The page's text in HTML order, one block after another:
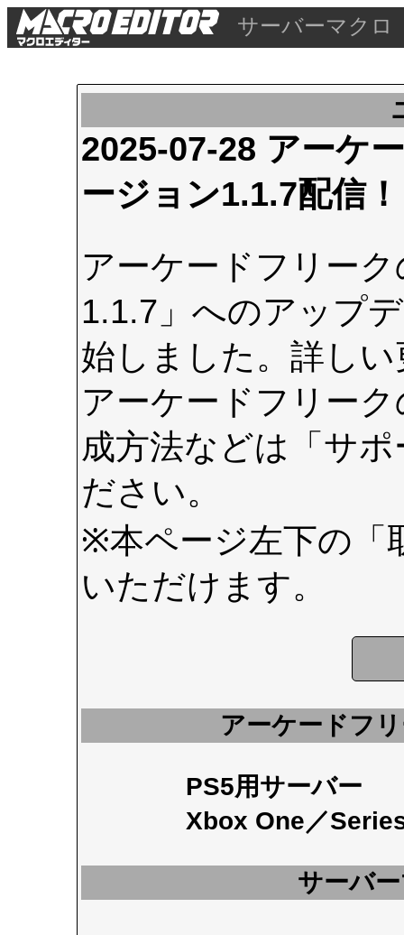
サーバーマクロ
2025-07-28 アーケ
ージョン1.1.7配信！
アーケードフリー
1.1.7」へのアップ
始しました。詳し
アーケードフリー
成方法などは 「サ
ださい。
※本ページ左下の
いただけます。
アーケードフ
PS5用サーバー
Xbox One／
サーバ